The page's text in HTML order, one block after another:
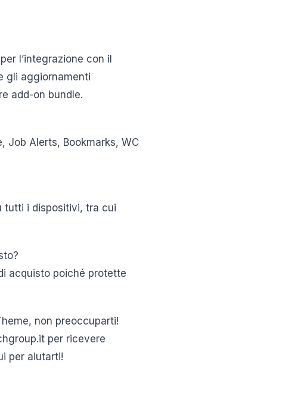
l’integrazione con il
gli aggiornamenti
add-on bundle.
Job Alerts, Bookmarks, WC
tutti i dispositivi, tra cui
acquisto poiché protette
non preoccuparti!
per ricevere
per aiutarti!